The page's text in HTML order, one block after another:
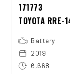
171773
TOYOTA RRE-
Battery
2019
6,668